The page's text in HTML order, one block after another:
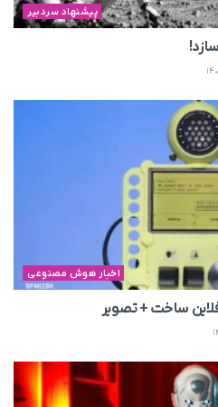
پیشنهاد سردبیر
اخبار هوش مصنوعی
ساخت + تصویر